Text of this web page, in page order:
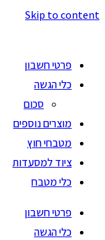
Skip to content
פרטי חשבון
כלי הגשה
סכום
מוצרים נוספים
מטבחי חוץ
ציוד למסעדות
כלי מטבח
פרטי חשבון
כלי הגשה